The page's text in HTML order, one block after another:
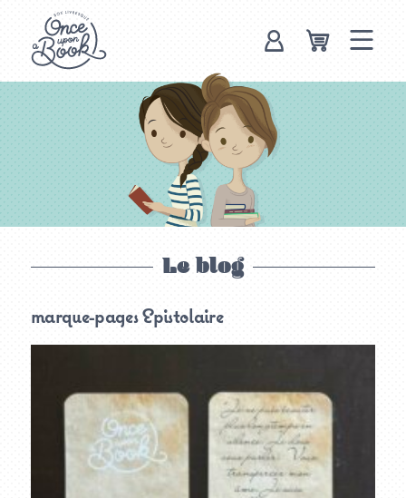
Le blog
marque-pages Epistolaire